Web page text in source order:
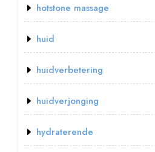
hotstone massage
huid
huidverbetering
huidverjonging
hydraterende